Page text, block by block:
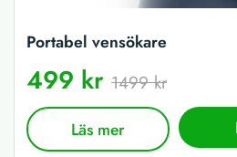
Portabel vensökare
499 kr 1499 kr
Läs mer